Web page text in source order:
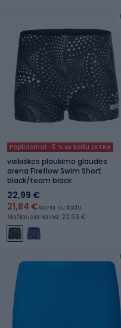
Papildomai -5 % su kodu EXTRA
vaikiškos plaukimo glaudės
arena Fireflow Swim Short
black/team black
22,99 €
21,84 €kaina su kodu
Mažiausia kaina: 22,99 €